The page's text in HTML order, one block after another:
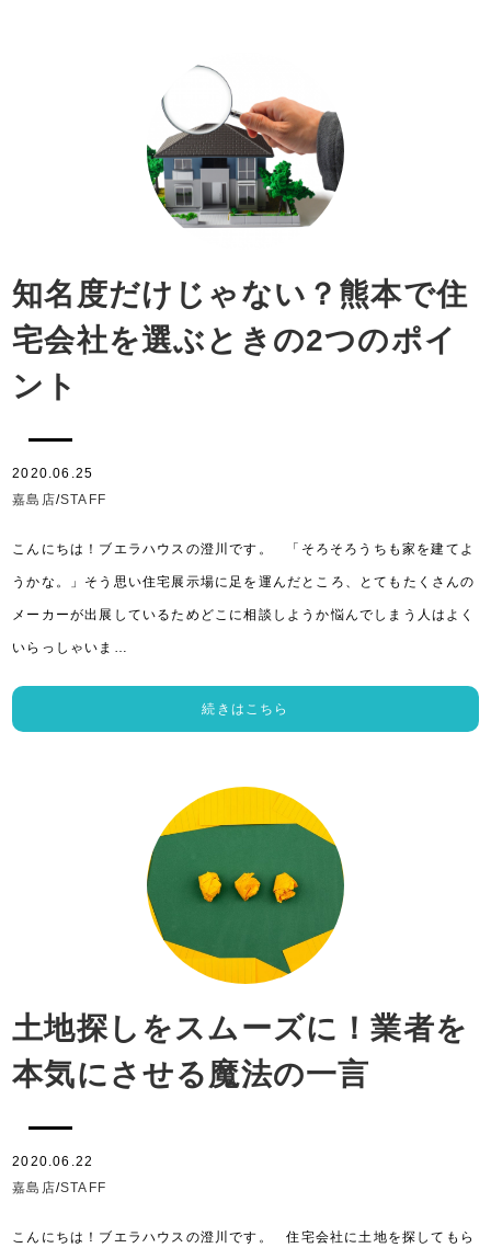
知名度だけじゃない？熊本で住
宅会社を選ぶときの2つのポイ
ント
2020.06.25
嘉島店/STAFF
こんにちは！ブエラハウスの澄川です。 「そろそろうちも家を建てよ
うかな。」そう思い住宅展示場に足を運んだところ、とてもたくさんの
メーカーが出展しているためどこに相談しようか悩んでしまう人はよく
いらっしゃいま…
続きはこちら
土地探しをスムーズに！業者を
本気にさせる魔法の一言
2020.06.22
嘉島店/STAFF
こんにちは！ブエラハウスの澄川です。 住宅会社に土地を探してもら